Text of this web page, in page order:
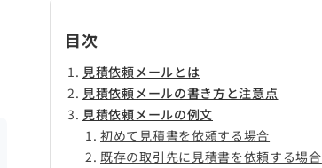
目次
見積依頼メールとは
見積依頼メールの書き方と注意点
見積依頼メールの例文
初めて見積書を依頼する場合
既存の取引先に見積書を依頼する場合